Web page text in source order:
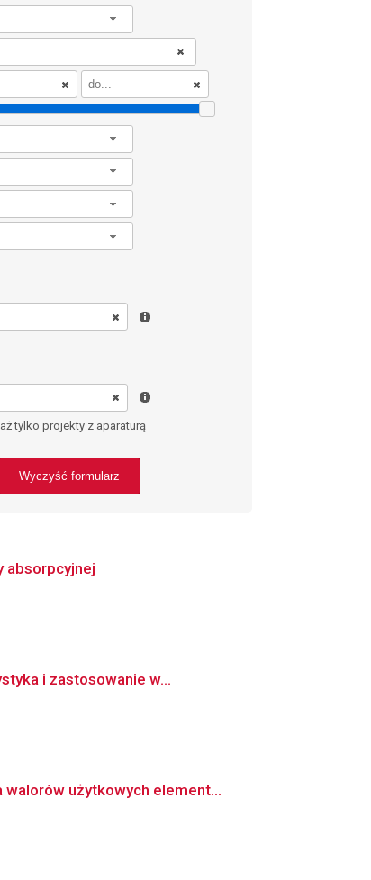
tylko projekty z aparaturą
Wyczyść formularz
absorpcyjnej
i zastosowanie w...
użytkowych element...